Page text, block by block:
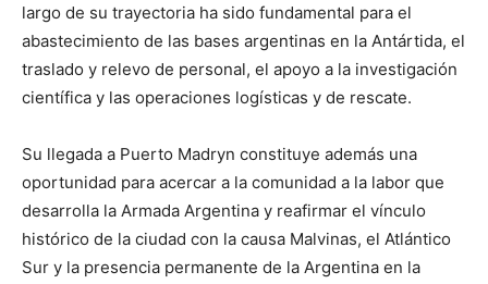
largo de su trayectoria ha sido fundamental para el
abastecimiento de las bases argentinas en la Antártida, el
traslado y relevo de personal, el apoyo a la investigación
científica y las operaciones logísticas y de rescate.
Su llegada a Puerto Madryn constituye además una
oportunidad para acercar a la comunidad a la labor que
desarrolla la Armada Argentina y reafirmar el vínculo
histórico de la ciudad con la causa Malvinas, el Atlántico
Sur y la presencia permanente de la Argentina en la